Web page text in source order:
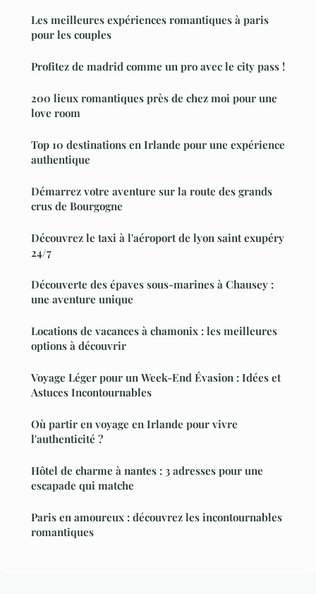
Les meilleures expériences romantiques à paris
pour les couples
Profitez de madrid comme un pro avec le city pass !
200 lieux romantiques près de chez moi pour une
love room
Top 10 destinations en Irlande pour une expérience
authentique
Démarrez votre aventure sur la route des grands
crus de Bourgogne
Découvrez le taxi à l'aéroport de lyon saint exupéry
24/7
Découverte des épaves sous-marines à Chausey :
une aventure unique
Locations de vacances à chamonix : les meilleures
options à découvrir
Voyage Léger pour un Week-End Évasion : Idées et
Astuces Incontournables
Où partir en voyage en Irlande pour vivre
l'authenticité ?
Hôtel de charme à nantes : 3 adresses pour une
escapade qui matche
Paris en amoureux : découvrez les incontournables
romantiques